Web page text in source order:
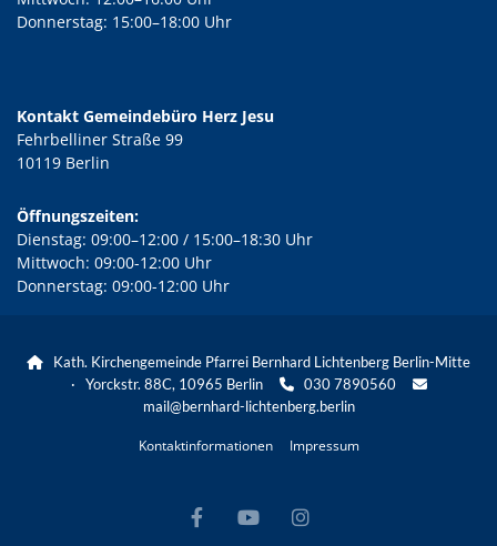
Donnerstag: 15:00–18:00 Uhr
Kontakt Gemeindebüro Herz Jesu
Fehrbelliner Straße 99
10119 Berlin
Öffnungszeiten:
Dienstag: 09:00–12:00 / 15:00–18:30 Uhr
Mittwoch: 09:00-12:00 Uhr
Donnerstag: 09:00-12:00 Uhr

Kath. Kirchengemeinde Pfarrei Bernhard Lichtenberg Berlin-Mitte
· Yorckstr. 88C, 10965 Berlin
030 7890560 
mail@bernhard-lichtenberg.berlin
Kontaktinformationen Impressum